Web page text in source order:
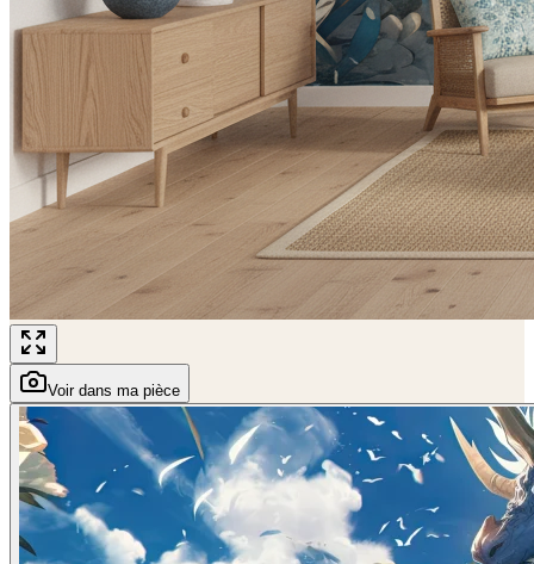
Voir dans ma pièce